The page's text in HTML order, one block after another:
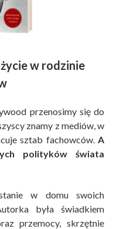
życie w rodzinie
przenosimy się do
znamy z mediów, w
sztab fachowców. A
polityków świata
w domu swoich
była świadkiem
przemocy, skrzętnie